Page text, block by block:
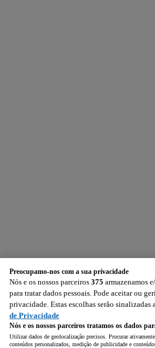
Preocupamo-nos com a sua privacidade
Nós e os nossos parceiros 375 armazenamos
para tratar dados pessoais. Pode aceitar ou
privacidade. Estas escolhas serão sinalizadas
de Privacidade
Nós e os nossos parceiros tratamos os dados
Utilizar dados de geolocalização precisos. Procurar
conteúdos personalizados, medição de publicidade e